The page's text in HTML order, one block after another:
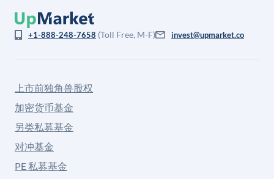
+1-888-248-7658 (Toll Free, M-F) invest@upmarket.co
上市前独角兽股权
加密货币基金
另类私募基金
对冲基金
PE 私募基金